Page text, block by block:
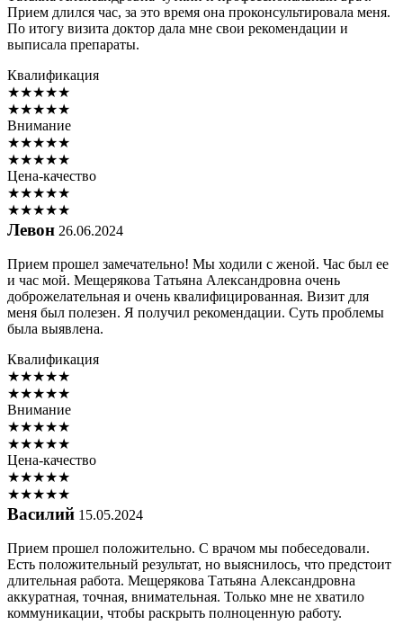
Прием длился час, за это время она проконсультировала меня.
По итогу визита доктор дала мне свои рекомендации и
выписала препараты.
Квалификация
★★★★★
★★★★★
Внимание
★★★★★
★★★★★
Цена-качество
★★★★★
★★★★★
Левон 26.06.2024
Прием прошел замечательно! Мы ходили с женой. Час был ее
и час мой. Мещерякова Татьяна Александровна очень
доброжелательная и очень квалифицированная. Визит для
меня был полезен. Я получил рекомендации. Суть проблемы
была выявлена.
Квалификация
★★★★★
★★★★★
Внимание
★★★★★
★★★★★
Цена-качество
★★★★★
★★★★★
Василий 15.05.2024
Прием прошел положительно. С врачом мы побеседовали.
Есть положительный результат, но выяснилось, что предстоит
длительная работа. Мещерякова Татьяна Александровна
аккуратная, точная, внимательная. Только мне не хватило
коммуникации, чтобы раскрыть полноценную работу.